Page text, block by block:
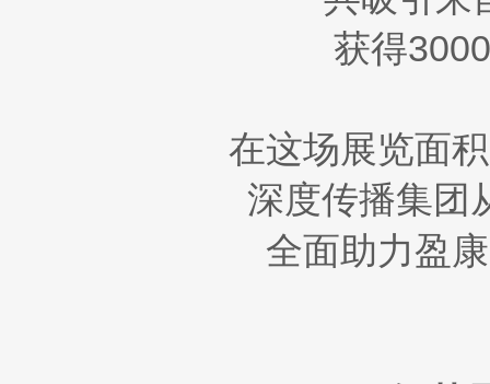
获得
在这场展览面
深度传播集团
全面助力盈